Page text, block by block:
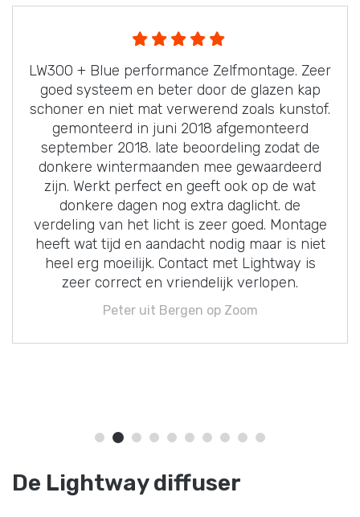
LW300 + Blue performance Zelfmontage. Zeer
goed systeem en beter door de glazen kap
schoner en niet mat verwerend zoals kunstof.
gemonteerd in juni 2018 afgemonteerd
september 2018. late beoordeling zodat de
donkere wintermaanden mee gewaardeerd
zijn. Werkt perfect en geeft ook op de wat
donkere dagen nog extra daglicht. de
verdeling van het licht is zeer goed. Montage
heeft wat tijd en aandacht nodig maar is niet
heel erg moeilijk. Contact met Lightway is
zeer correct en vriendelijk verlopen.
Peter uit Bergen op Zoom
De Lightway diffuser